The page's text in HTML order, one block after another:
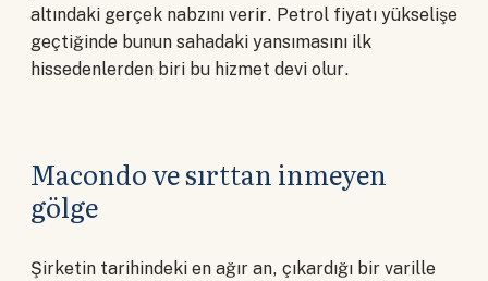
altındaki gerçek nabzını verir. Petrol fiyatı yükselişe
geçtiğinde bunun sahadaki yansımasını ilk
hissedenlerden biri bu hizmet devi olur.
Macondo ve sırttan inmeyen
gölge
Şirketin tarihindeki en ağır an, çıkardığı bir varille